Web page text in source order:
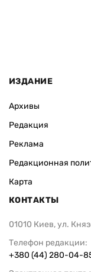
ИЗДАНИЕ
Архивы
Редакция
Реклама
Редакционная
Карта
КОНТАКТЫ
01010 Киев, ул.
Телефон редакции:
+380 (44) 280-04-